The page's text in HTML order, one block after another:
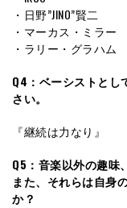
・日野”JINO”賢二
・マーカス・ミラー
・ラリー・グラハム
Q4：ベーシストとし
さい。
『継続は力なり』
Q5：音楽以外の趣
また、それらは自身
か？